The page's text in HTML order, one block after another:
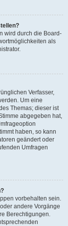
wird durch die Board-
als
Verfasser,
Um eine
Themas; dieser ist
abgegeben hat,
haben, so kann
geändert oder
Umfragen
vorbehalten sein.
andere Vorgänge
Berechtigungen.